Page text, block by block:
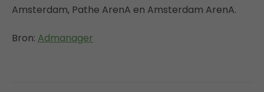
Amsterdam, Pathe ArenA en Amsterdam ArenA.
Bron: Admanager